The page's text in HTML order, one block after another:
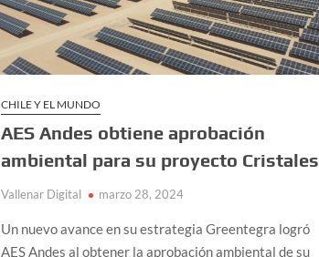
CHILE Y EL MUNDO
AES Andes obtiene aprobación
ambiental para su proyecto Cristales
Vallenar Digital marzo 28, 2024
Un nuevo avance en su estrategia Greentegra logró
AES Andes al obtener la aprobación ambiental de su